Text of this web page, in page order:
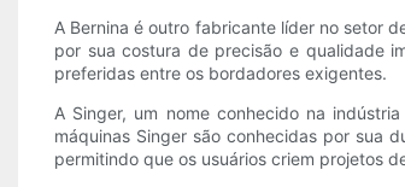
A Bernina é outro fabricante líder no setor
por sua costura de precisão e qualidade
preferidas entre os bordadores exigentes.
A Singer, um nome conhecido na
máquinas Singer são conhecidas por sua
permitindo que os usuários criem projetos